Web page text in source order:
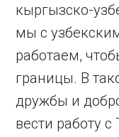
кыргызско-
мы с
работаем,
границы. В
дружбы и
вести работу